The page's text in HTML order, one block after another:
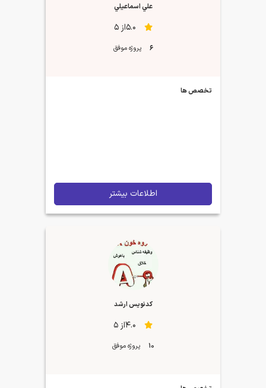
علي اسماعيلي
5.0از 5
6 پروژه موفق
تخصص ها
اطلاعات بیشتر
کدنویس ارشد
4.0از 5
10 پروژه موفق